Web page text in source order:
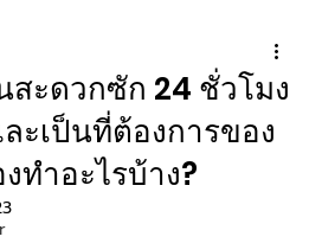
สะดวกซัก 24 ชั่วโมง
ะเป็นที่ต้องการของ
ทำอะไรบ้าง?